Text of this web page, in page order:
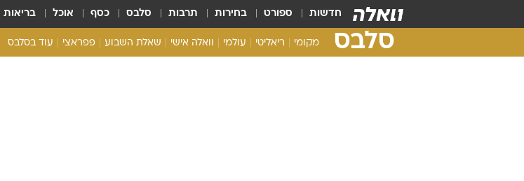
חדשות ספורט בחירות תרבות סלבס כסף אוכל בריאות
סלבס מקומי ריאליטי עולמי וואלה אישי שאלת השבוע פפראצי עוד בסלבס